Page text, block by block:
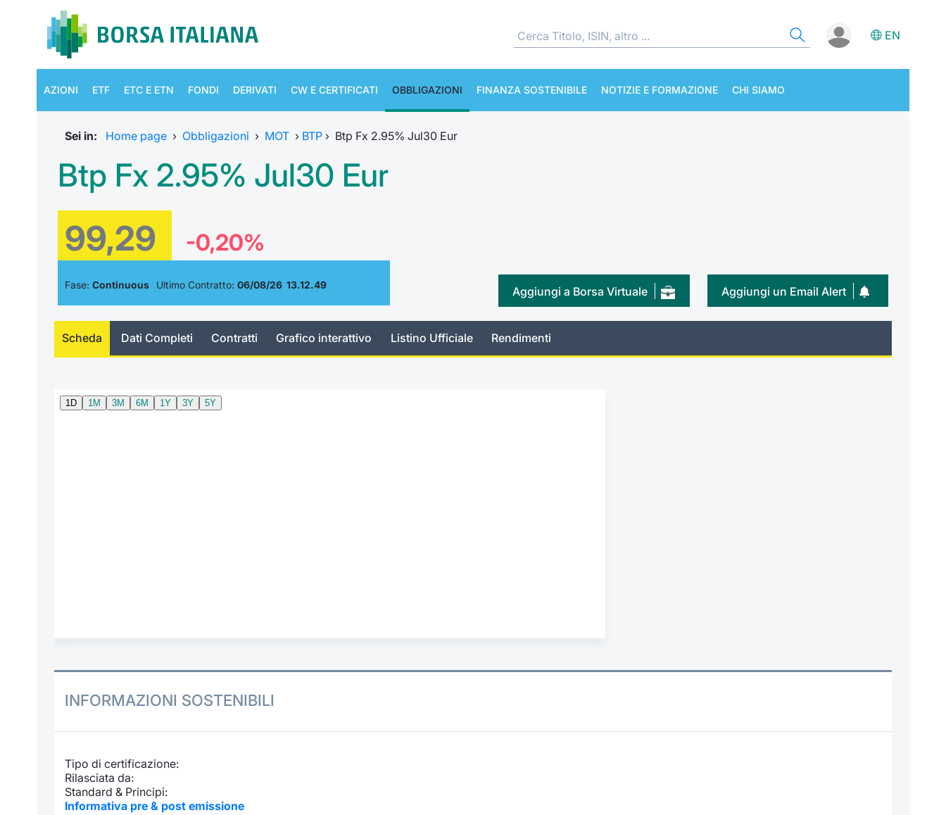
EN
AZIONI ETF ETC E ETN FONDI DERIVATI CW E CERTIFICATI OBBLIGAZIONI FINANZA SOSTENIBILE NOTIZIE E FORMAZIONE CHI SIAMO
Sei in: Home page › Obbligazioni › MOT › BTP › Btp Fx 2.95% Jul30 Eur
Btp Fx 2.95% Jul30 Eur
99,29 -0,20%
Fase: Continuous Ultimo Contratto: 06/08/26 13.12.49 Aggiungi un Email Alert
Aggiungi a Borsa Virtuale
Scheda Dati Completi Contratti Grafico interattivo Listino Ufficiale Rendimenti
INFORMAZIONI SOSTENIBILI
Tipo di certificazione:
Rilasciata da:
Standard & Principi:
Informativa pre & post emissione